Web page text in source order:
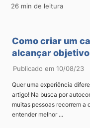
26 min de leitura
Como criar um
alcançar
Publicado em 10/08/23
Quer uma experiência
artigo! Na busca por
muitas pessoas recorrem a
entender melhor ...